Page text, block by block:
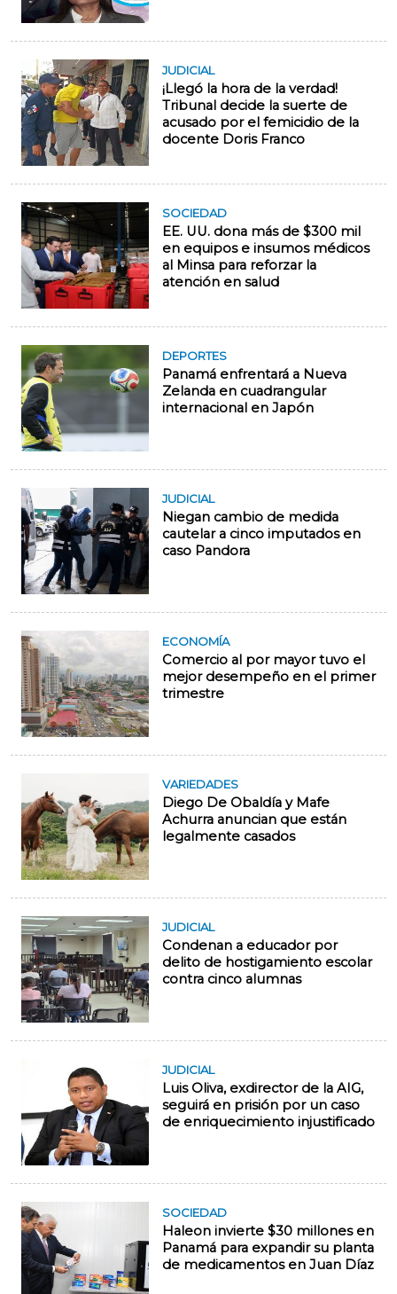
JUDICIAL
¡Llegó la hora de la verdad!
Tribunal decide la suerte de
acusado por el femicidio de la
docente Doris Franco
SOCIEDAD
EE. UU. dona más de $300 mil
en equipos e insumos médicos
al Minsa para reforzar la
atención en salud
DEPORTES
Panamá enfrentará a Nueva
Zelanda en cuadrangular
internacional en Japón
JUDICIAL
Niegan cambio de medida
cautelar a cinco imputados en
caso Pandora
ECONOMÍA
Comercio al por mayor tuvo el
mejor desempeño en el primer
trimestre
VARIEDADES
Diego De Obaldía y Mafe
Achurra anuncian que están
legalmente casados
JUDICIAL
Condenan a educador por
delito de hostigamiento escolar
contra cinco alumnas
JUDICIAL
Luis Oliva, exdirector de la AIG,
seguirá en prisión por un caso
de enriquecimiento injustificado
SOCIEDAD
Haleon invierte $30 millones en
Panamá para expandir su planta
de medicamentos en Juan Díaz